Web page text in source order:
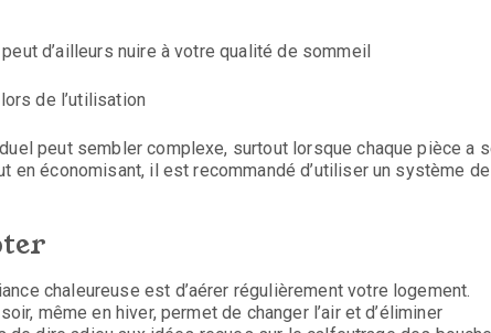
d’ailleurs nuire à votre qualité de sommeil
de l’utilisation
peut sembler complexe, surtout lorsque chaque pièce a
économisant, il est recommandé d’utiliser un système de
chaleureuse est d’aérer régulièrement votre logement.
même en hiver, permet de changer l’air et d’éliminer